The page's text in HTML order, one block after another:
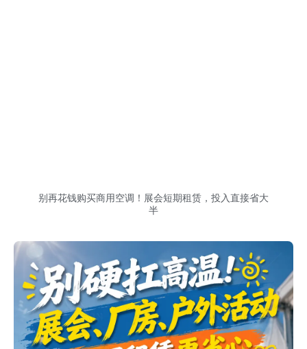
别再花钱购买商用空调！展会短期租赁，投入直接省大
半